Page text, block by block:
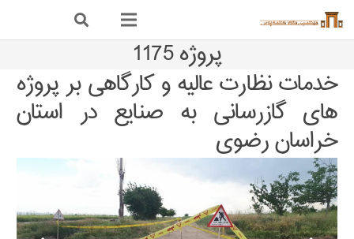
پروژه 1175
خدمات نظارت عالیه و کارگاهی بر پروژه
های گازرسانی به صنایع در استان
خراسان رضوی